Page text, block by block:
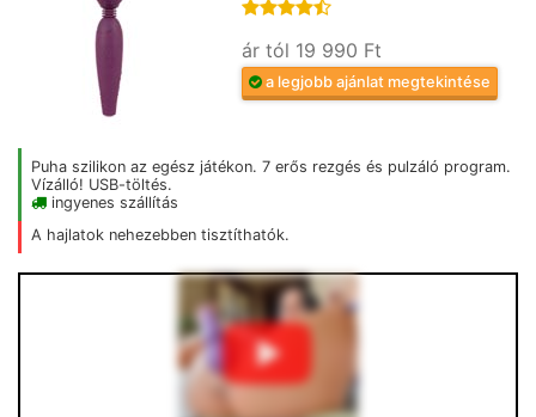
ár tól 19 990 Ft
a legjobb ajánlat megtekintése
Puha szilikon az egész játékon. 7 erős rezgés és pulzáló program.
Vízálló! USB-töltés.
ingyenes szállítás
A hajlatok nehezebben tisztíthatók.